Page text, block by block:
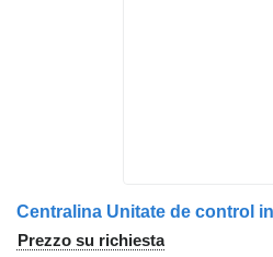
Prezzo su richiesta